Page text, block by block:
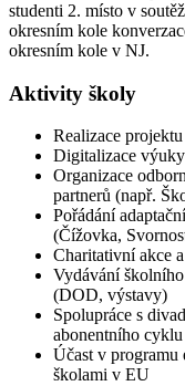
studenti 2. místo v
okresním kole
okresním kole v NJ.
Aktivity školy
Realizace
Digitalizace
Organizace
partnerů (např.
Pořádání
(Čížovka,
Charitativní akce
Vydávání
(DOD, výstavy)
Spolupráce s
abonentního cyklu
Účast v programu
školami v EU